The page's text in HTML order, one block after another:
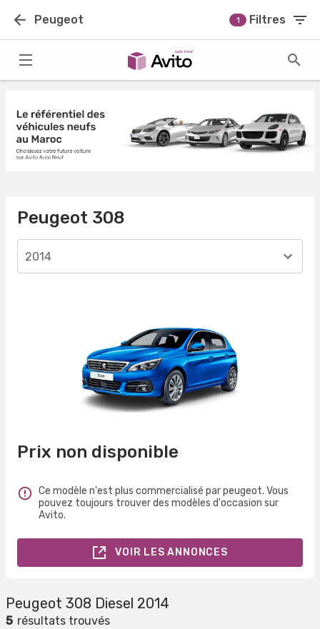
Peugeot 1 Filtres
Peugeot 308
2014
Prix non disponible
Ce modèle n'est plus commercialisé par peugeot. Vous
pouvez toujours trouver des modèles d'occasion sur
Avito.
VOIR LES ANNONCES
Peugeot 308 Diesel 2014
5 résultats trouvés